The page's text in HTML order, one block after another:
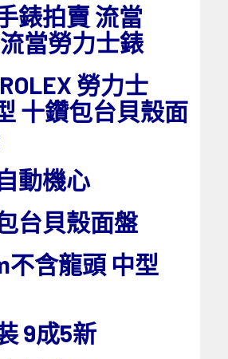
錶拍賣 流當
當勞力士錶
勞力士
十鑽包台貝殼面
動機心
台貝殼面盤
不含龍頭 中型
9成5新